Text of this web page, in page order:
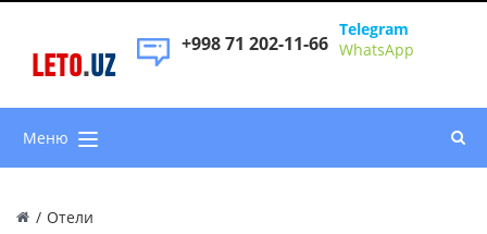
LETO.UZ
+998 71 202-11-66
Telegram
WhatsApp
Меню
/ Отели